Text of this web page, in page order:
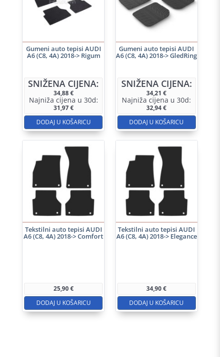
Gumeni auto tepisi AUDI
A6 (C8, 4A) 2018-> Rigum
SNIŽENA CIJENA:
34,88€
Najniža cijena u 30d:
31,97€
DODAJ U KOŠARICU
Gumeni auto tepisi AUDI
A6 (C8, 4A) 2018-> GledRing
SNIŽENA CIJENA:
34,21€
Najniža cijena u 30d:
32,94€
DODAJ U KOŠARICU
Tekstilni auto tepisi AUDI
A6 (C8, 4A) 2018-> Comfort
25,90€
DODAJ U KOŠARICU
Tekstilni auto tepisi AUDI
A6 (C8, 4A) 2018-> Elegance
34,90€
DODAJ U KOŠARICU